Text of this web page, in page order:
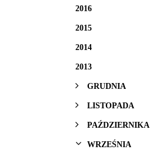
2016
2015
2014
2013
GRUDNIA
LISTOPADA
PAŹDZIERNIKA
WRZEŚNIA